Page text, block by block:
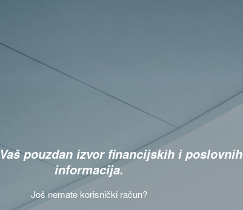
Vaš pouzdan izvor financijskih i poslovnih
informacija.
Još nemate korisnički račun?